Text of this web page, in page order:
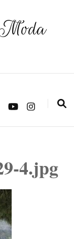
4.jpg